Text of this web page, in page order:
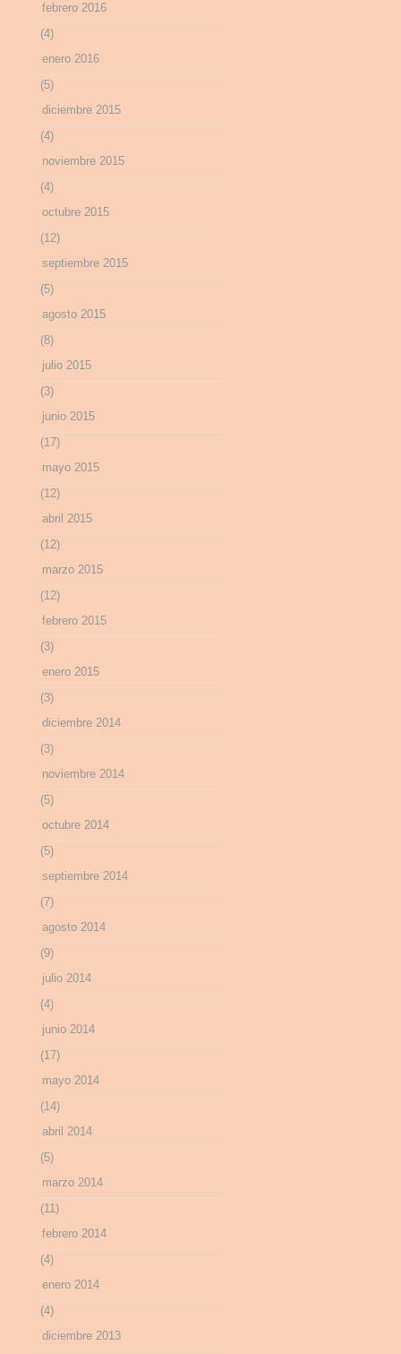
febrero 2016
(4)
enero 2016
(5)
diciembre 2015
(4)
noviembre 2015
(4)
octubre 2015
(12)
septiembre 2015
(5)
agosto 2015
(8)
julio 2015
(3)
junio 2015
(17)
mayo 2015
(12)
abril 2015
(12)
marzo 2015
(12)
febrero 2015
(3)
enero 2015
(3)
diciembre 2014
(3)
noviembre 2014
(5)
octubre 2014
(5)
septiembre 2014
(7)
agosto 2014
(9)
julio 2014
(4)
junio 2014
(17)
mayo 2014
(14)
abril 2014
(5)
marzo 2014
(11)
febrero 2014
(4)
enero 2014
(4)
diciembre 2013